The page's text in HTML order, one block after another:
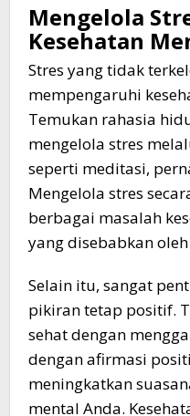
Mengelola
Kesehatan
Stres yang tidak
mempengaruhi
Temukan rahasia
mengelola stres
seperti meditasi,
Mengelola stres
berbagai masalah
yang disebabkan
Selain itu, sangat
pikiran tetap positif.
sehat dengan
dengan afirmasi
meningkatkan
mental Anda.